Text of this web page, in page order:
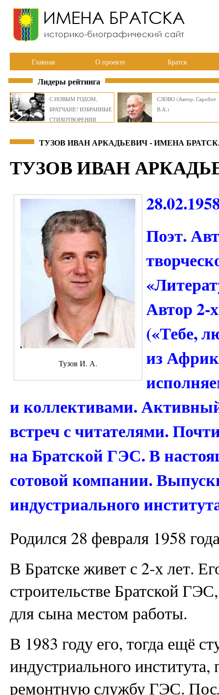
Главная О проекте Братск
Лидеры рейтинга
С НОВЫМ ГОДОМ,
БРАТЧАНЕ! ИЗБРАННЫЕ
СТИХОТВОРЕНИЯ
СЛОВО (Автор: Скробот
В.А.)
ТУЗОВ ИВАН АРКАДЬЕВИЧ - ИМЕНА
ТУЗОВ ИВАН
Тузов И. А.
Поэт.
Автор 2-
(«Тебе,
из
и коллективами.
встреч с читателями.
на Братской ГЭС. В
сотовой компании.
индустриального
Родился 28 февраля 1958
В Братске живет с 2-х лет.
строительстве Братской
для сына местом работы.
В 1983 году его, тогда ещё
индустриального института,
ремонтную службу ГЭС.